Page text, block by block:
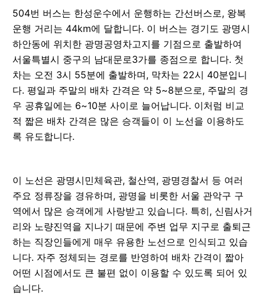
504번 버스는 한성운수에서 운행하는 간선버스로, 왕복
운행 거리는 44km에 달합니다. 이 버스는 경기도 광명시
하안동에 위치한 광명공영차고지를 기점으로 출발하여
서울특별시 중구의 남대문로3가를 종점으로 합니다. 첫
차는 오전 3시 55분에 출발하며, 막차는 22시 40분입니
다. 평일과 주말의 배차 간격은 약 5~8분으로, 주말의 경
우 공휴일에는 6~10분 사이로 늘어납니다. 이처럼 비교
적 짧은 배차 간격은 많은 승객들이 이 노선을 이용하도
록 유도합니다.
이 노선은 광명시민체육관, 철산역, 광명경찰서 등 여러
주요 정류장을 경유하며, 광명을 비롯한 서울 관악구 구
역에서 많은 승객에게 사랑받고 있습니다. 특히, 신림사거
리와 노량진역을 지나기 때문에 주변 업무 지구로 출퇴근
하는 직장인들에게 매우 유용한 노선으로 인식되고 있습
니다. 자주 정체되는 경로를 반영하여 배차 간격이 짧아
어떤 시점에서도 큰 불편 없이 이용할 수 있도록 되어 있
습니다.